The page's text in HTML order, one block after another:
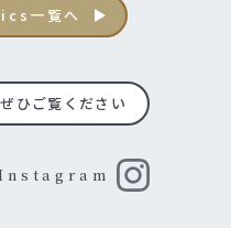
一覧へ
ひご覧ください